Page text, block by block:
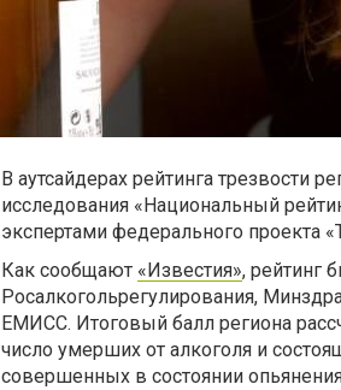
В аутсайдерах рейтинга трезвости
исследования «Национальный
экспертами федерального проекта
Как сообщают «Известия», рейтинг
Росалкогольрегулирования,
ЕМИСС. Итоговый балл региона
число умерших от алкоголя и
совершенных в состоянии